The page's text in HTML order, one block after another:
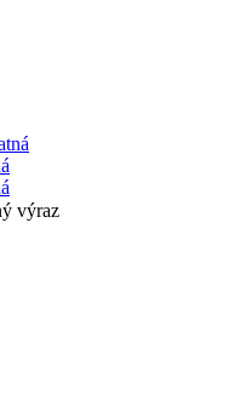
výraz